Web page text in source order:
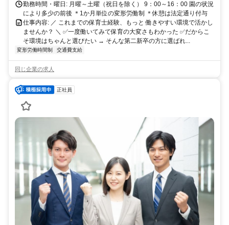
勤務時間・曜日: 月曜～土曜（祝日を除く） 9：00～16：00 園の状況
により多少の前後 ＊1か月単位の変形労働制 ＊休憩は法定通り付与
仕事内容: ／ これまでの保育士経験、もっと 働きやすい環境で活かし
ませんか？ ＼ ✅️一度働いてみて保育の大変さもわかった ✅️だからこ
そ環境はちゃんと選びたい → そんな第二新卒の方に選ばれ...
変形労働時間制 交通費支給
同じ企業の求人
正社員